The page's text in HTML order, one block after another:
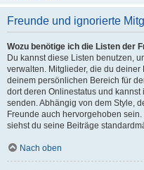
Freunde und ignorierte
Wozu benötige ich die Listen der
Du kannst diese Listen benutzen,
verwalten. Mitglieder, die du
deinem persönlichen Bereich für
dort deren Onlinestatus und
senden. Abhängig von dem Style,
Freunde auch hervorgehoben
siehst du seine Beiträge
Nach oben